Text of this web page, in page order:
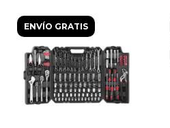
ENVÍO GRATIS